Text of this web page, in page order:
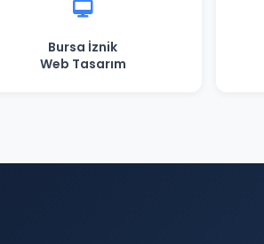
Bursa İznik
Web Tasarım